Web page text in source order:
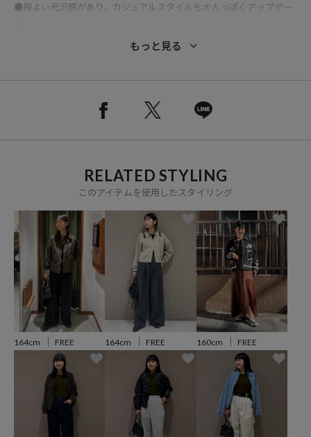
●程よい光沢感があり、カジュアルスタイルも大人っぽくアップデー
●身体に程よくフィットするコンパクトシルエットで、インナーとし
ベロアジャージ チュールドッキング/1120248902701
おすすめコーディネート
パンツスタイルでモードな雰囲気も、スカートを合わせてフェミニン
に着こなしても素敵です。
ビスチェやベストのインナーにも使いやすいので、一枚持っていると
便利。
主役にも脇役にもなる、汎用性の高い一着です。
※こちらの商品は、弊社管理上のカラーを表記しております為、タグ
のカラー表記と異なる記載となっております。
【サイト表記：タグ表記】
・ライトグレー：GRY
もっと見る
RELATED STYLING
このアイテムを使用したスタイリング
164cm FREE 164cm FREE 160cm FREE